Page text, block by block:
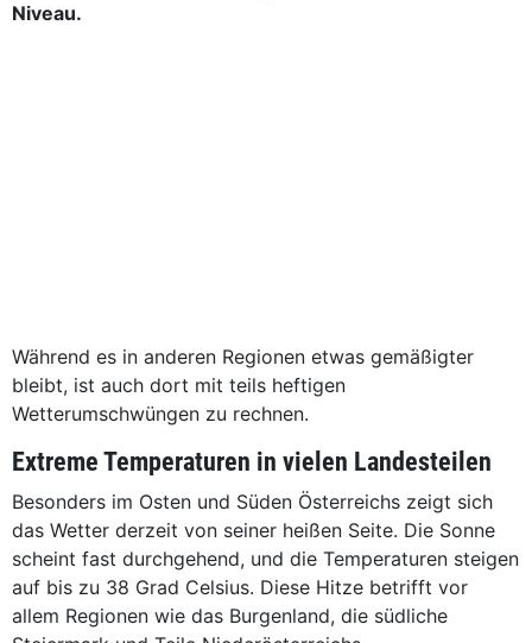
Niveau.
Während es in anderen Regionen etwas gemäßigter
bleibt, ist auch dort mit teils heftigen
Wetterumschwüngen zu rechnen.
Extreme Temperaturen in vielen Landesteilen
Besonders im Osten und Süden Österreichs zeigt sich
das Wetter derzeit von seiner heißen Seite. Die Sonne
scheint fast durchgehend, und die Temperaturen steigen
auf bis zu 38 Grad Celsius. Diese Hitze betrifft vor
allem Regionen wie das Burgenland, die südliche